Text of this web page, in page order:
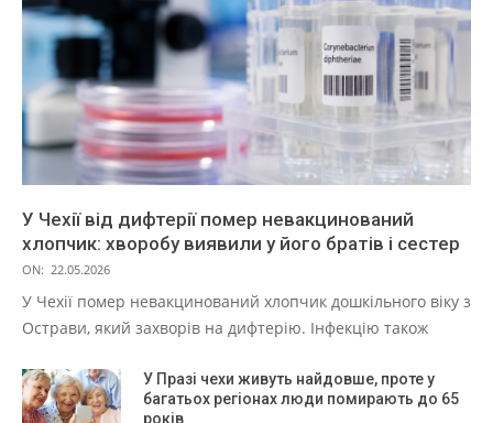
У Чехії від дифтерії помер невакцинований
хлопчик: хворобу виявили у його братів і сестер
ON: 22.05.2026
У Чехії помер невакцинований хлопчик дошкільного віку з
Острави, який захворів на дифтерію. Інфекцію також
У Празі чехи живуть найдовше, проте у
багатьох регіонах люди помирають до 65
років